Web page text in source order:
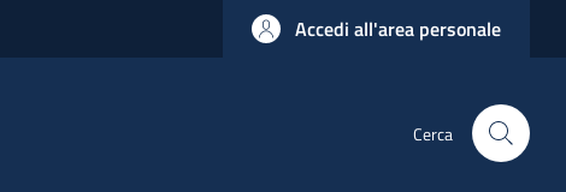
Accedi all'area personale
Cerca